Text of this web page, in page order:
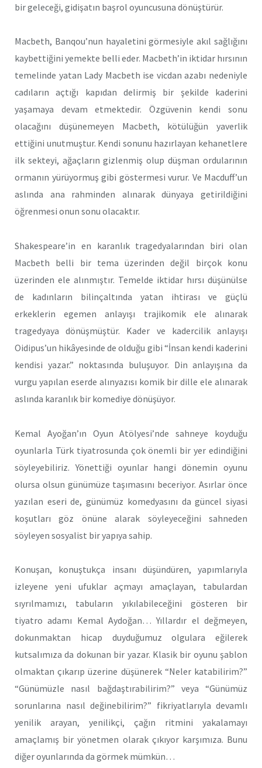
bir geleceği, gidişatın başrol oyuncusuna dönüştürür.
Macbeth, Banqou’nun hayaletini görmesiyle akıl sağlığını
kaybettiğini yemekte belli eder. Macbeth’in iktidar hırsının
temelinde yatan Lady Macbeth ise vicdan azabı nedeniyle
cadıların açtığı kapıdan delirmiş bir şekilde kaderini
yaşamaya devam etmektedir. Özgüvenin kendi sonu
olacağını düşünemeyen Macbeth, kötülüğün yaverlik
ettiğini unutmuştur. Kendi sonunu hazırlayan kehanetlere
ilk sekteyi, ağaçların gizlenmiş olup düşman ordularının
ormanın yürüyormuş gibi göstermesi vurur. Ve Macduff’un
aslında ana rahminden alınarak dünyaya getirildiğini
öğrenmesi onun sonu olacaktır.
Shakespeare’in en karanlık tragedyalarından biri olan
Macbeth belli bir tema üzerinden değil birçok konu
üzerinden ele alınmıştır. Temelde iktidar hırsı düşünülse
de kadınların bilinçaltında yatan ihtirası ve güçlü
erkeklerin egemen anlayışı trajikomik ele alınarak
tragedyaya dönüşmüştür. Kader ve kadercilik anlayışı
Oidipus’un hikâyesinde de olduğu gibi “İnsan kendi kaderini
kendisi yazar.” noktasında buluşuyor. Din anlayışına da
vurgu yapılan eserde alınyazısı komik bir dille ele alınarak
aslında karanlık bir komediye dönüşüyor.
Kemal Ayoğan’ın Oyun Atölyesi’nde sahneye koyduğu
oyunlarla Türk tiyatrosunda çok önemli bir yer edindiğini
söyleyebiliriz. Yönettiği oyunlar hangi dönemin oyunu
olursa olsun günümüze taşımasını beceriyor. Asırlar önce
yazılan eseri de, günümüz komedyasını da güncel siyasi
koşutları göz önüne alarak söyleyeceğini sahneden
söyleyen sosyalist bir yapıya sahip.
Konuşan, konuştukça insanı düşündüren, yapımlarıyla
izleyene yeni ufuklar açmayı amaçlayan, tabulardan
sıyrılmamızı, tabuların yıkılabileceğini gösteren bir
tiyatro adamı Kemal Aydoğan… Yıllardır el değmeyen,
dokunmaktan hicap duyduğumuz olgulara eğilerek
kutsalımıza da dokunan bir yazar. Klasik bir oyunu şablon
olmaktan çıkarıp üzerine düşünerek “Neler katabilirim?”
“Günümüzle nasıl bağdaştırabilirim?” veya “Günümüz
sorunlarına nasıl değinebilirim?” fikriyatlarıyla devamlı
yenilik arayan, yenilikçi, çağın ritmini yakalamayı
amaçlamış bir yönetmen olarak çıkıyor karşımıza. Bunu
diğer oyunlarında da görmek mümkün…